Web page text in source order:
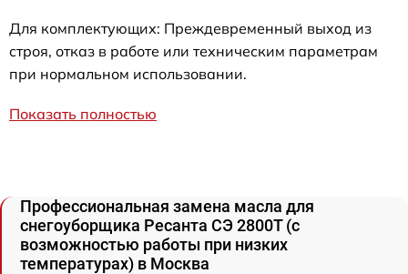
Для комплектующих: Преждевременный выход из
строя, отказ в работе или техническим параметрам
при нормальном использовании.
Показать полностью
Профессиональная замена масла для
снегоуборщика Ресанта СЭ 2800Т (с
возможностью работы при низких
температурах) в Москва